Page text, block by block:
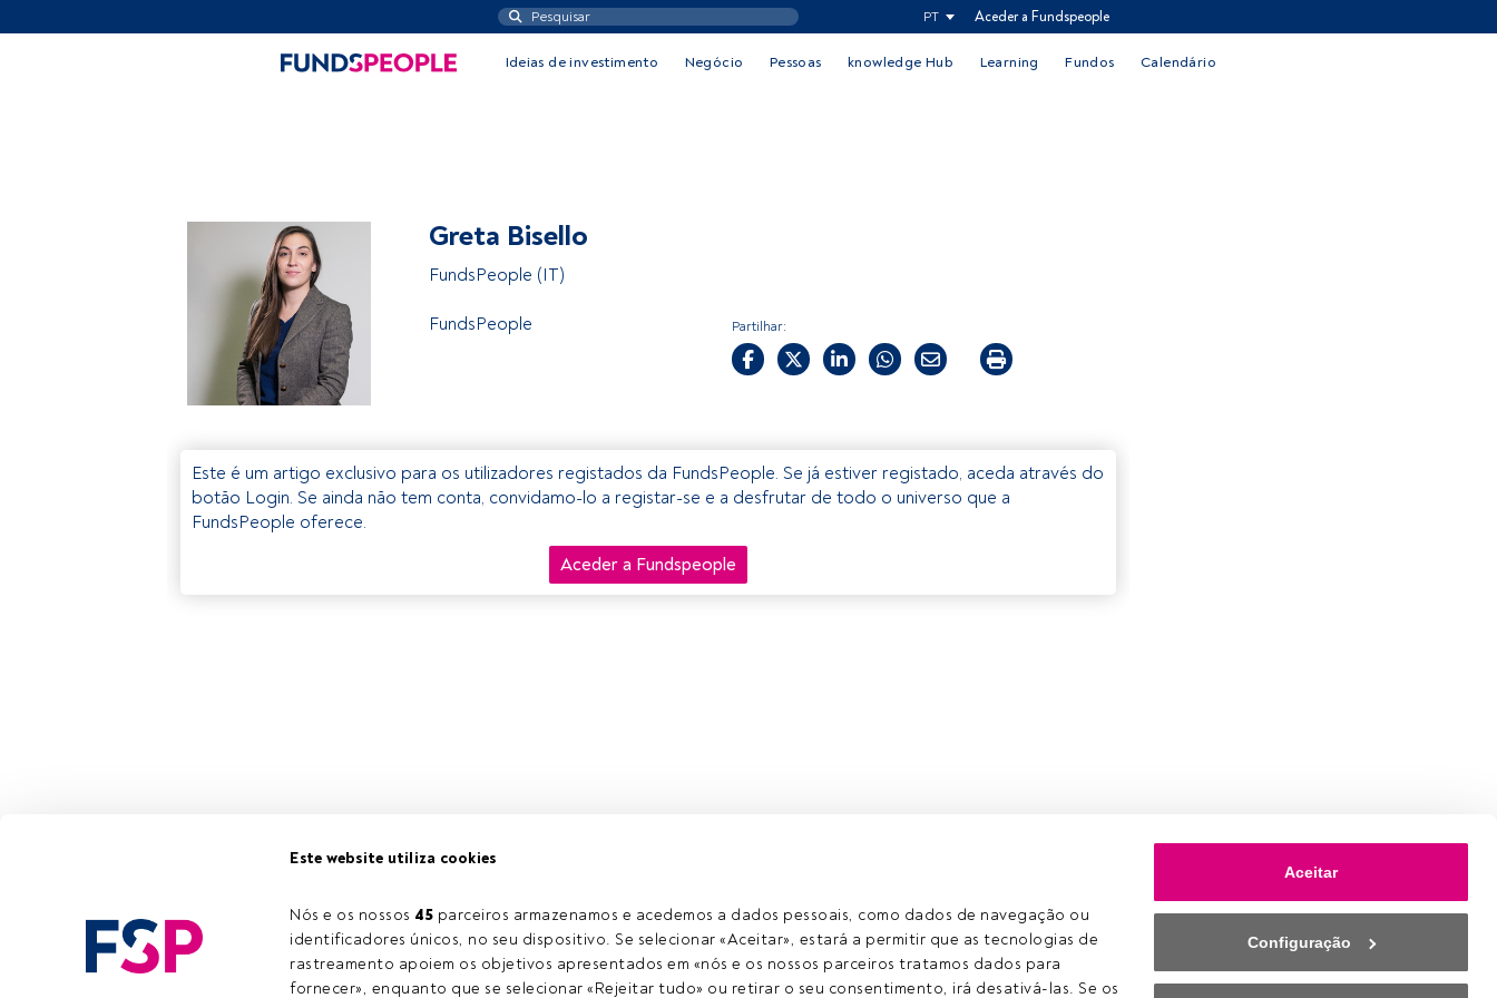
Este website utiliza cookies
Nós e os nossos 45 parceiros armazenamos e acedemos a dados pessoais, como dados de navegação ou
identificadores únicos, no seu dispositivo. Se selecionar «Aceitar», estará a permitir que as tecnologias de
rastreamento apoiem os objetivos apresentados em «nós e os nossos parceiros tratamos dados para
fornecer», enquanto que se selecionar «Rejeitar tudo» ou retirar o seu consentimento, irá desativá-las. Se os
Aceitar
Configuração
PT Aceder a Fundspeople
Ideias de investimento Negócio Pessoas knowledge Hub Learning Fundos Calendário
Greta Bisello
FundsPeople (IT)
FundsPeople Partilhar:
Este é um artigo exclusivo para os utilizadores registados da FundsPeople. Se já estiver registado, aceda através do
botão Login. Se ainda não tem conta, convidamo-lo a registar-se e a desfrutar de todo o universo que a
FundsPeople oferece.
Aceder a Fundspeople